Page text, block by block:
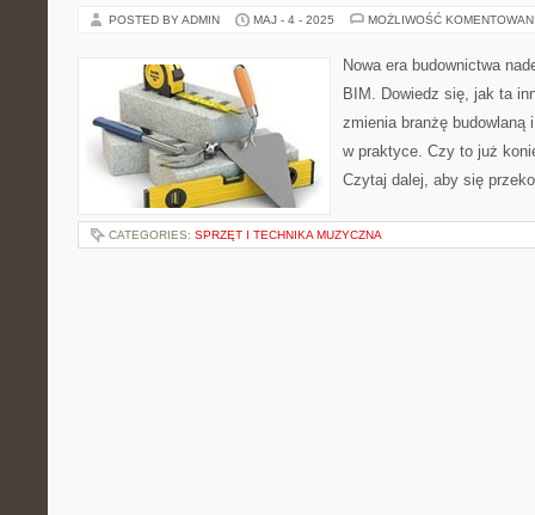
POSTED BY ADMIN MAJ - 4 - 2025 MOŻLIWOŚĆ
Nowa era budownictwa
BIM. Dowiedz się, jak ta
zmienia branżę budowlaną
w praktyce. Czy to już
Czytaj dalej, aby się
CATEGORIES: SPRZĘT I TECHNIKA MUZYCZNA